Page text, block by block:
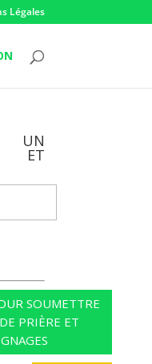
Légales
UN
ET
SOUMETTRE
PRIÈRE ET